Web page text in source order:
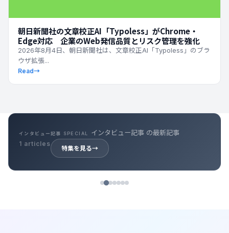
朝日新聞社の文章校正AI「Typoless」がChrome・
Edge対応 企業のWeb発信品質とリスク管理を強化
2026年8月4日、朝日新聞社は、文章校正AI「Typoless」のブラ
ウザ拡張...
Read→
インタビュー記事 SPECIAL インタビュー記事 の最新記事
1 articles
特集を見る→